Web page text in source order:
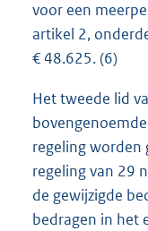
voor een
artikel 2,
€ 48.625. (6)
Het tweede lid
regeling worden
regeling van 29
de gewijzigde
bedragen in het